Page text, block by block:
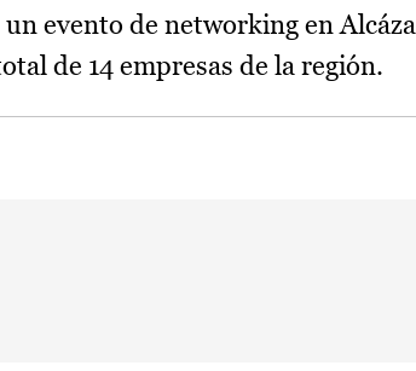
evento de networking en
de 14 empresas de la región.